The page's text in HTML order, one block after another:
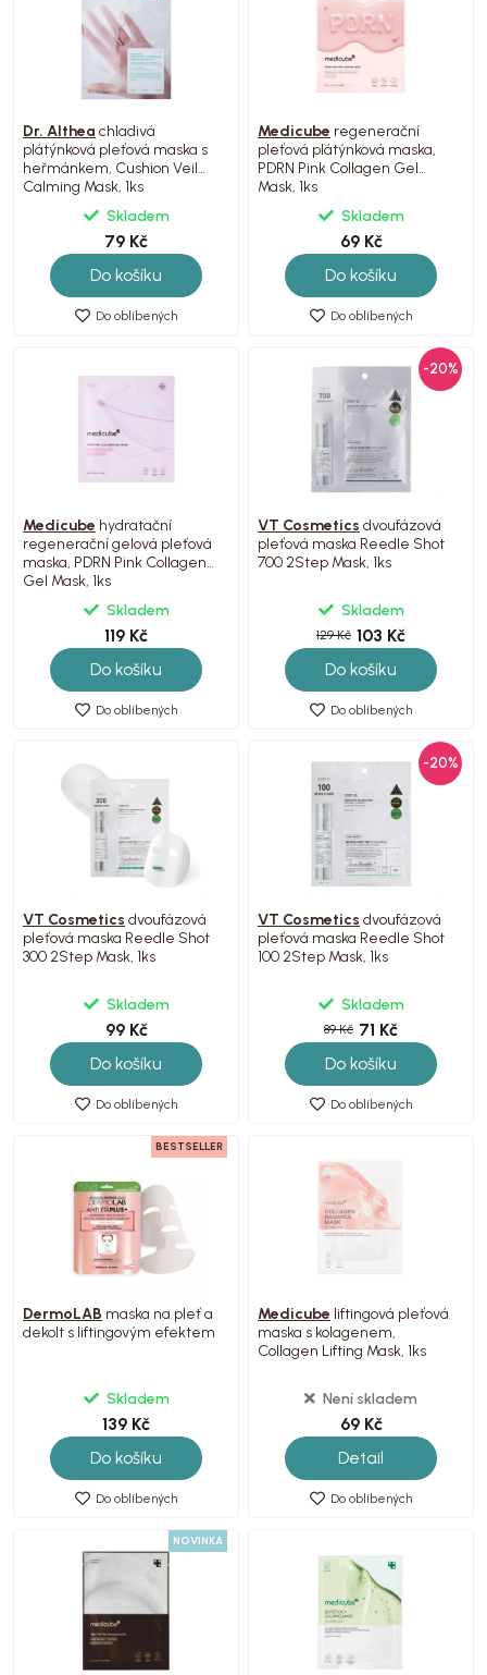
Dr. Althea chladivá
plátýnková pleťová maska s
heřmánkem, Cushion Veil
Calming Mask, 1ks
Skladem
79 Kč
Do košíku
Do oblíbených
Medicube regenerační
pleťová plátýnková maska,
PDRN Pink Collagen Gel
Mask, 1ks
Skladem
69 Kč
Do košíku
Do oblíbených
Medicube hydratační
regenerační gelová pleťová
maska, PDRN Pink Collagen
Gel Mask, 1ks
Skladem
119 Kč
Do košíku
Do oblíbených
-20%
VT Cosmetics dvoufázová
pleťová maska Reedle Shot
700 2Step Mask, 1ks
Skladem
129 Kč 103 Kč
Do košíku
Do oblíbených
VT Cosmetics dvoufázová
pleťová maska Reedle Shot
300 2Step Mask, 1ks
Skladem
99 Kč
Do košíku
Do oblíbených
-20%
VT Cosmetics dvoufázová
pleťová maska Reedle Shot
100 2Step Mask, 1ks
Skladem
89 Kč 71 Kč
Do košíku
Do oblíbených
BESTSELLER
DermoLAB maska na pleť a
dekolt s liftingovým efektem
Skladem
139 Kč
Do košíku
Do oblíbených
Medicube liftingová pleťová
maska s kolagenem,
Collagen Lifting Mask, 1ks
Není skladem
69 Kč
Detail
Do oblíbených
NOVINKA